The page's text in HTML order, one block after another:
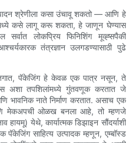
श्रेणीला कसा उंचावू शकतो — आणि हे
कसे लागू करू शकता, हे जाणून घेण्यास
लोकप्रिय फिनिशिंग मूव्ह्सपैकी
तंत्रज्ञान उलगडण्यासाठी पुढे
जगात, पॅकेजिंग हे केवळ एक पात्र नसून, ते
अशा तपशिलांमध्ये गुंतवणूक करतात जे
भावनिक नाते निर्माण करतात. असाच एक
मेकअपची ओळख बनला आहे, तो म्हणजे
हायमू) येथे, कार्यात्मक डिझाइन सौंदर्याशी
साहित्य उत्पादक म्हणून, एम्बॉस्ड